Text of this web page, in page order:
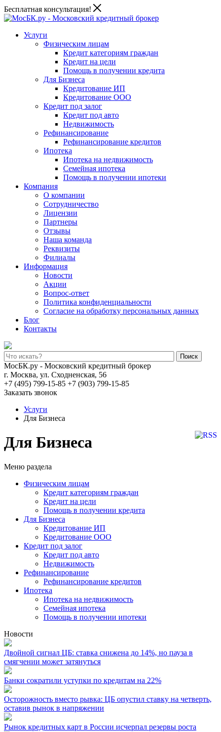
Бесплатная консультация!
Услуги
Физическим лицам
Кредит категориям граждан
Кредит на цели
Помощь в получении кредита
Для Бизнеса
Кредитование ИП
Кредитование ООО
Кредит под залог
Кредит под авто
Недвижимость
Рефинансирование
Рефинансирование кредитов
Ипотека
Ипотека на недвижимость
Семейная ипотека
Помощь в получении ипотеки
Компания
О компании
Сотрудничество
Лицензии
Партнеры
Отзывы
Наша команда
Реквизиты
Филиалы
Информация
Новости
Акции
Вопрос-ответ
Политика конфиденциальности
Согласие на обработку персональных данных
Блог
Контакты
Поиск
МосБК.ру - Московский кредитный брокер
г. Москва, ул. Сходненская, 56
+7 (495) 799-15-85 +7 (903) 799-15-85
Заказать звонок
Услуги
Для Бизнеса
Для Бизнеса
Меню раздела
Физическим лицам
Кредит категориям граждан
Кредит на цели
Помощь в получении кредита
Для Бизнеса
Кредитование ИП
Кредитование ООО
Кредит под залог
Кредит под авто
Недвижимость
Рефинансирование
Рефинансирование кредитов
Ипотека
Ипотека на недвижимость
Семейная ипотека
Помощь в получении ипотеки
Новости
Двойной сигнал ЦБ: ставка снижена до 14%, но пауза в
смягчении может затянуться
Банки сократили уступки по кредитам на 22%
Осторожность вместо рывка: ЦБ опустил ставку на четверть,
оставив рынок в напряжении
Рынок кредитных карт в России исчерпал резервы роста